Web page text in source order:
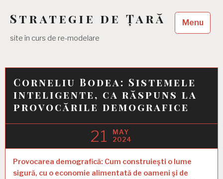
Strategie de Țară
site în curs de re-modelare
Menu
Corneliu Bodea: Sistemele
inteligente, ca răspuns la
provocările demografice
21
MAY
2024
Provocarea demografică: Cum construieşti o lume
sigură, cu o economie alimentată de oameni şi de